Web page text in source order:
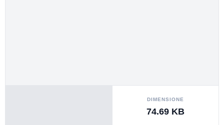
DIMENSIONE
74.69 KB